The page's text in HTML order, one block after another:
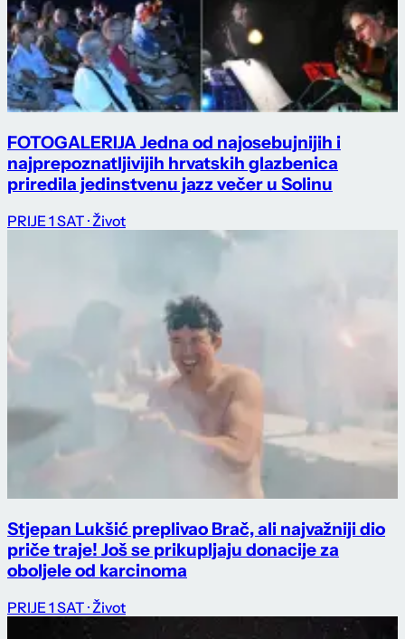
FOTOGALERIJA Jedna od najosebujnijih i
najprepoznatljivijih hrvatskih glazbenica
priredila jedinstvenu jazz večer u Solinu
PRIJE 1 SAT · Život
Stjepan Lukšić preplivao Brač, ali najvažniji dio
priče traje! Još se prikupljaju donacije za
oboljele od karcinoma
PRIJE 1 SAT · Život